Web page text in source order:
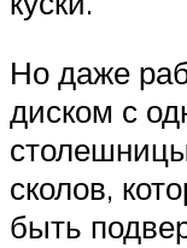
Но даже
диском с
сколов,
быть